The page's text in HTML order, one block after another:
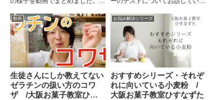
さっていっています。全体のレッ
スンの様子です。
たケーキ。これがシェフに提出し
たルセットのプランです。大公
開！配合です。修了テストででき
たケーキがこれです。そして、シ
リ...
動画
生徒さんにしか教えてない
ゼラチンの扱い方のコワ
ザ /大阪お菓子教室ひす
お悩み解決シリーズ
おすすめシリーズ・それぞ
れに向いている小麦粉 /
大阪お菓子教室ひすなずた